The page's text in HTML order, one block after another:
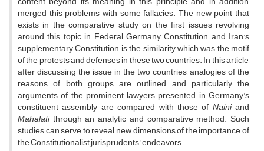
merged this problems with some fallacies. The new point that
exists in the comparative study on the first issues revolving
around this topic in Federal Germany Constitution and Iran’s
supplementary Constitution is the similarity which was the motif
of the protests and defenses in these two countries. In this article,
after discussing the issue in the two countries, analogies of the
reasons of both groups are outlined and particularly the
arguments of the prominent lawyers presented in Germany's
constituent assembly are compared with those of Nainiand
Mahalatithrough an analytic and comparative method. Such
studies can serve to reveal new dimensions of the importance of
the Constitutionalist jurisprudents' endeavors